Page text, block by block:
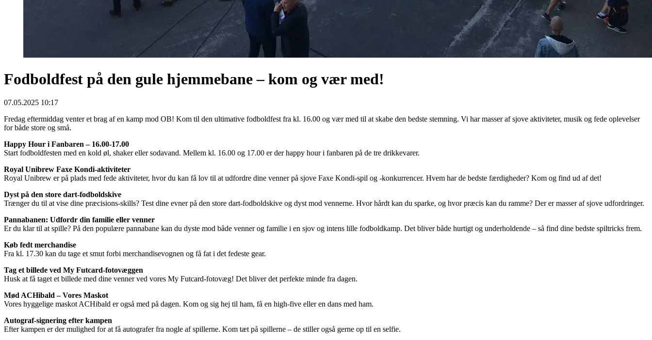
Fodboldfest på den gule hjemmebane – kom og vær med!
07.05.2025 10:17
Fredag eftermiddag venter et brag af en kamp mod OB! Kom til den ultimative fodboldfest fra kl. 16.00 og vær med til at skabe den bedste stemning. Vi har masser af sjove aktiviteter, musik og fede oplevelser
for både store og små.
Happy Hour i Fanbaren – 16.00-17.00
Start fodboldfesten med en kold øl, shaker eller sodavand. Mellem kl. 16.00 og 17.00 er der happy hour i fanbaren på de tre drikkevarer.
Royal Unibrew Faxe Kondi-aktiviteter
Royal Unibrew er på plads med fede aktiviteter, hvor du kan få lov til at udfordre dine venner på sjove Faxe Kondi-spil og -konkurrencer. Hvem har de bedste færdigheder? Kom og find ud af det!
Dyst på den store dart-fodboldskive
Trænger du til at vise dine præcisions-skills? Test dine evner på den store dart-fodboldskive og dyst mod vennerne. Hvor hårdt kan du sparke, og hvor præcis kan du ramme? Der er masser af sjove udfordringer.
Pannabanen: Udfordr din familie eller venner
Er du klar til at spille? På den populære pannabane kan du dyste mod både venner og familie i en sjov og intens lille fodboldkamp. Det bliver både hurtigt og underholdende – så find dine bedste spiltricks frem.
Køb fedt merchandise
Fra kl. 17.30 kan du tage et smut forbi merchandisevognen og få fat i det fedeste gear.
Tag et billede ved My Futcard-fotovæggen
Husk at få taget et billede med dine venner ved vores My Futcard-fotovæg! Det bliver det perfekte minde fra dagen.
Mød ACHibald – Vores Maskot
Vores hyggelige maskot ACHibald er også med på dagen. Kom og sig hej til ham, få en high-five eller en dans med ham.
Autograf-signering efter kampen
Efter kampen er der mulighed for at få autografer fra nogle af spillerne. Kom tæt på spillerne – de stiller også gerne op til en selfie.